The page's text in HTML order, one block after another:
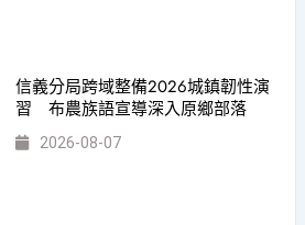
信義分局跨域整備2026城鎮韌性演
習 布農族語宣導深入原鄉部落
2026-08-07